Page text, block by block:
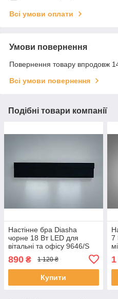
Всі умови оплати
Умови повернення
Повернення товару впродовж
Всі умови повернення
Подібні товари компанії
Настінне бра Diasha
чорне 18 Вт LED для
вітальні та офісу 9646/S
890 ₴ 1 120 ₴
Купити
7